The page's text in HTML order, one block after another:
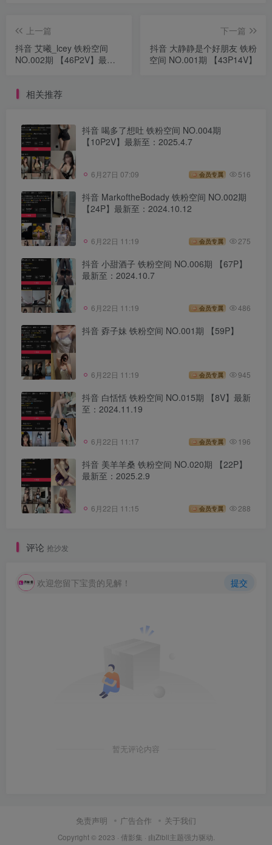
上一篇
抖音 艾曦_lcey 铁粉空间
NO.002期 【46P2V】最新
下一篇
抖音 大静静是个好朋友 铁粉
空间 NO.001期 【43P14V】
相关推荐
抖音 喝多了想吐 铁粉空间 NO.004期
【10P2V】最新至：2025.4.7
6月27日 07:09 会员专属 516
抖音 MarkoftheBodady 铁粉空间 NO.002期
【24P】最新至：2024.10.12
6月22日 11:19 会员专属 275
抖音 小甜酒子 铁粉空间 NO.006期 【67P】
最新至：2024.10.7
6月22日 11:19 会员专属 486
抖音 孬子妹 铁粉空间 NO.001期 【59P】
6月22日 11:19 会员专属 945
抖音 白恬恬 铁粉空间 NO.015期 【8V】最新
至：2024.11.19
6月22日 11:17 会员专属 196
抖音 美羊羊桑 铁粉空间 NO.020期 【22P】
最新至：2025.2.9
6月22日 11:15 会员专属 288
评论 抢沙发
欢迎您留下宝贵的见解！ 提交
暂无评论内容
免责声明 广告合作 关于我们
Copyright © 2023 · 倩影集 · 由Zibll主题强力驱动.